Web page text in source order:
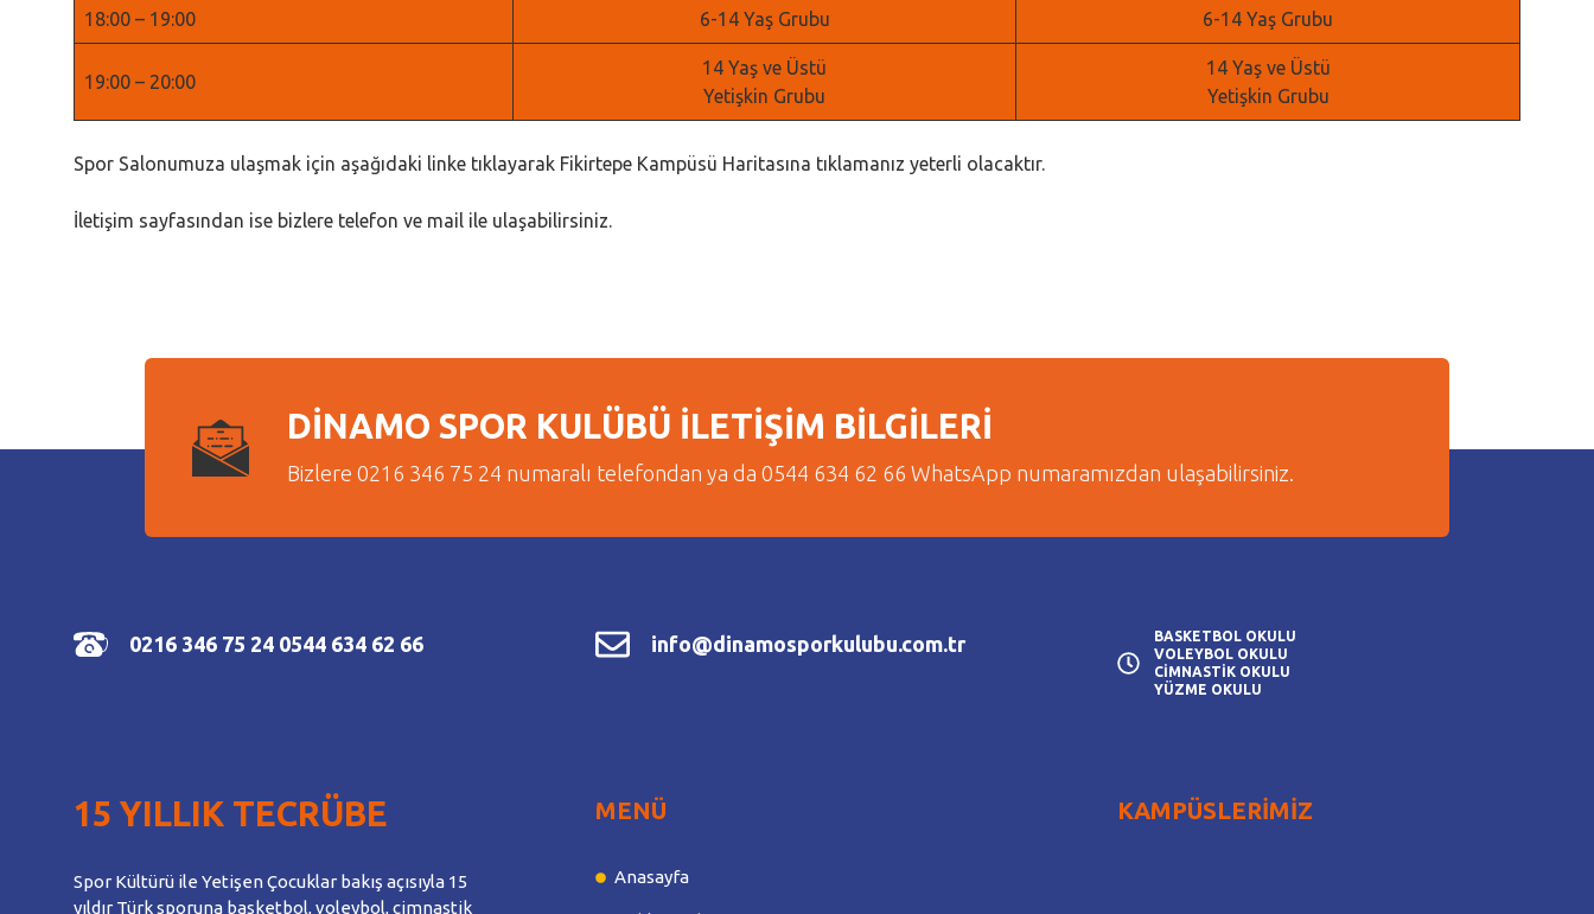
18:00 – 19:00 6-14 Yaş Grubu 6-14 Yaş Grubu
19:00 – 20:00
14 Yaş ve Üstü
Yetişkin Grubu
14 Yaş ve Üstü
Yetişkin Grubu
Spor Salonumuza ulaşmak için aşağıdaki linke tıklayarak Fikirtepe Kampüsü Haritasına tıklamanız yeterli olacaktır.
İletişim sayfasından ise bizlere telefon ve mail ile ulaşabilirsiniz.
DİNAMO SPOR KULÜBÜ İLETİŞİM BİLGİLERİ
Bizlere 0216 346 75 24 numaralı telefondan ya da 0544 634 62 66 WhatsApp numaramızdan ulaşabilirsiniz.
0216 346 75 240544 634 62 66 info@dinamosporkulubu.com.tr
BASKETBOL OKULU
VOLEYBOL OKULU
CİMNASTİK OKULU
YÜZME OKULU
15 YILLIK TECRÜBE
Spor Kültürü ile Yetişen Çocuklar bakış açısıyla 15
yıldır Türk sporuna basketbol, voleybol, cimnastik
MENÜ
Anasayfa
KAMPÜSLERİMİZ